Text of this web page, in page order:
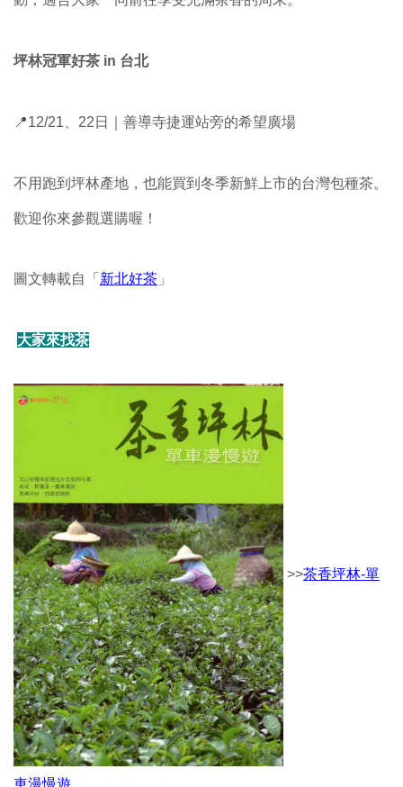
坪林冠軍好茶 in 台北
📍12/21、22日｜善導寺捷運站旁的希望廣場
不用跑到坪林產地，也能買到冬季新鮮上市的台灣包種茶。
歡迎你來參觀選購喔！
圖文轉載自「 新北好茶 」
大家來找茶
>>茶香坪林-單
車漫慢遊